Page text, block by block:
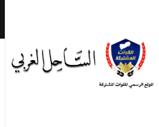
وموانئها الثلاثة.. طريق إجباري